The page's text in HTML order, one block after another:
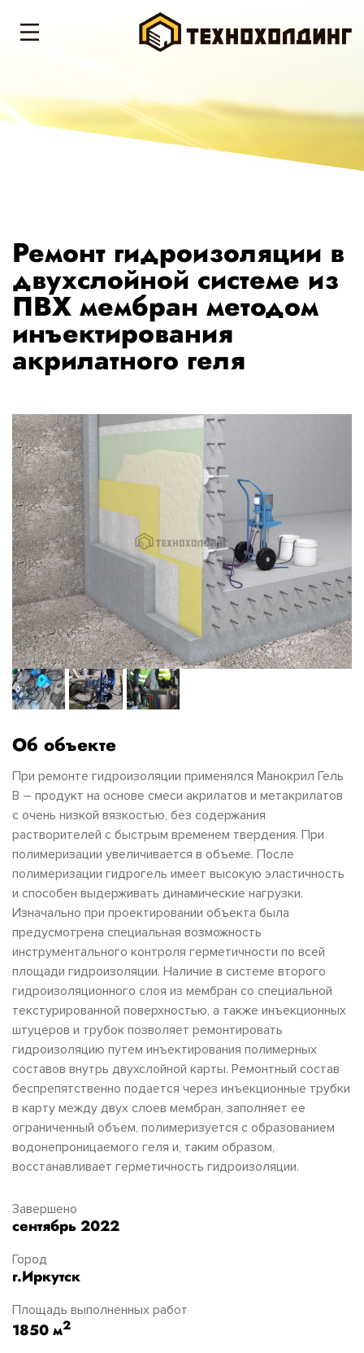
Ремонт гидроизоляции в
двухслойной системе из
ПВХ мембран методом
инъектирования
акрилатного геля
Завершено
сентябрь 2022
Город
г.Иркутск
Площадь выполненных работ
1850 м2
Об объекте
При ремонте гидроизоляции применялся Манокрил Гель
В – продукт на основе смеси акрилатов и метакрилатов
с очень низкой вязкостью, без содержания
растворителей с быстрым временем твердения. При
полимеризации увеличивается в объеме. После
полимеризации гидрогель имеет высокую эластичность
и способен выдерживать динамические нагрузки.
Изначально при проектировании объекта была
предусмотрена специальная возможность
инструментального контроля герметичности по всей
площади гидроизоляции. Наличие в системе второго
гидроизоляционного слоя из мембран со специальной
текстурированной поверхностью, а также инъекционных
штуцеров и трубок позволяет ремонтировать
гидроизоляцию путем инъектирования полимерных
составов внутрь двухслойной карты. Ремонтный состав
беспрепятственно подается через инъекционные трубки
в карту между двух слоев мембран, заполняет ее
ограниченный объем, полимеризуется с образованием
водонепроницаемого геля и, таким образом,
восстанавливает герметичность гидроизоляции.